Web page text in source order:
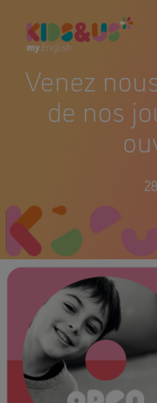
Venez
de nos